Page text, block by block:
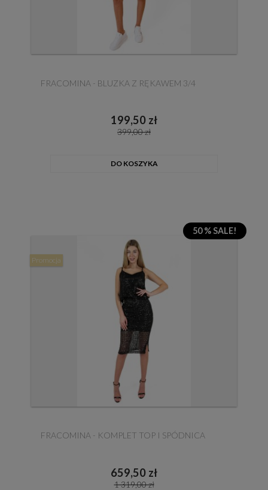
FRACOMINA - BLUZKA Z RĘKAWEM 3/4
199,50 zł
399,00 zł
DO KOSZYKA
50 % SALE!
FRACOMINA - KOMPLET TOP I SPÓDNICA
659,50 zł
1 319,00 zł
Promocja